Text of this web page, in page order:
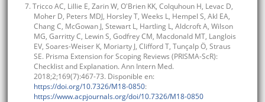
7. Tricco AC, Lillie E, Zarin W, O'Brien KK, Colquhoun H, Levac D,
Moher D, Peters MDJ, Horsley T, Weeks L, Hempel S, Akl EA,
Chang C, McGowan J, Stewart L, Hartling L, Aldcroft A, Wilson
MG, Garritty C, Lewin S, Godfrey CM, Macdonald MT, Langlois
EV, Soares-Weiser K, Moriarty J, Clifford T, Tunçalp Ö, Straus
SE. Prisma Extension for Scoping Reviews (PRISMA-ScR):
Checklist and Explanation. Ann Intern Med.
2018;2;169(7):467-73. Disponible en:
https://doi.org/10.7326/M18-0850:
https://www.acpjournals.org/doi/10.7326/M18-0850